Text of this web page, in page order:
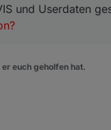
und Userdaten
euch geholfen hat.